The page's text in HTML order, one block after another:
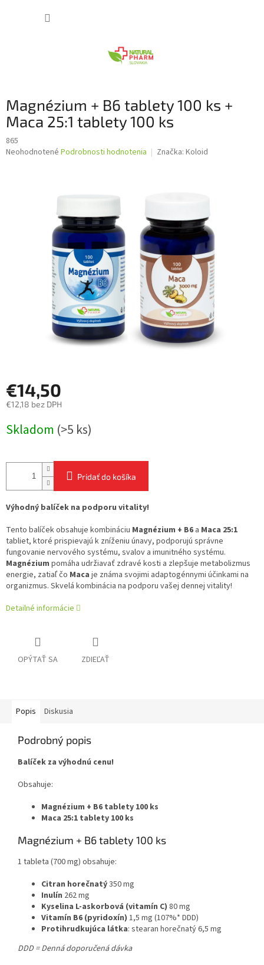
Magnézium + B6 tablety 100 ks +
Maca 25:1 tablety 100 ks
865
Priemerné
Neohodnotené Podrobnosti hodnotenia Značka: Koloid
€14,50
€12,18 bez DPH
cena:
Skladom (>5 ks)
Pridať do košíka
Výhodný balíček na podporu vitality!
Tento balíček obsahuje kombináciu Magnézium + B6 a Maca 25:1
tabliet, ktoré prispievajú k zníženiu únavy, podporujú správne
fungovanie nervového systému, svalov a imunitného systému.
Magnézium pomáha udržiavať zdravé kosti a zlepšuje metabolizmus
energie, zatiaľ čo Maca je známa svojimi adaptogénnymi účinkami na
organizmus. Skvelá kombinácia na podporu vašej dennej vitality!
Detailné informácie
OPÝTAŤ SA ZDIEĽAŤ
Popis Diskusia
Podrobný popis
Balíček za výhodnú cenu!
Obsahuje:
Magnézium + B6 tablety 100 ks
Maca 25:1 tablety 100 ks
Magnézium + B6 tablety 100 ks
1 tableta (700 mg) obsahuje:
Citran horečnatý350 mg
Inulín 262 mg
Kyselina L-askorbová (vitamín C) 80 mg
Vitamín B6 (pyridoxín) 1,5 mg (107%* DDD)
Protihrudkujúca látka: stearan horečnatý 6,5 mg
DDD = Denná doporučená dávka